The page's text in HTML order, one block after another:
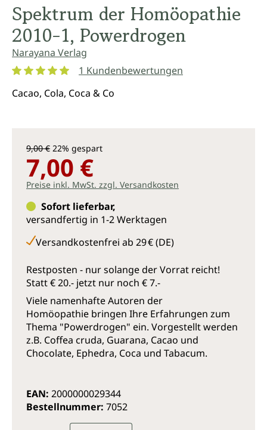
Spektrum der Homöopathie
2010-1, Powerdrogen
Narayana Verlag
1 Kundenbewertungen
Cacao, Cola, Coca & Co
9,00 € 22% gespart
7,00 €
Preise inkl. MwSt. zzgl. Versandkosten
Sofort lieferbar,
versandfertig in 1-2 Werktagen
Versandkostenfrei ab 29 € (DE)
Restposten - nur solange der Vorrat reicht!
Statt € 20.- jetzt nur noch € 7.-
Viele namenhafte Autoren der
Homöopathie bringen Ihre Erfahrungen zum
Thema "Powerdrogen" ein. Vorgestellt werden
z.B. Coffea cruda, Guarana, Cacao und
Chocolate, Ephedra, Coca und Tabacum.
EAN: 2000000029344
Bestellnummer: 7052